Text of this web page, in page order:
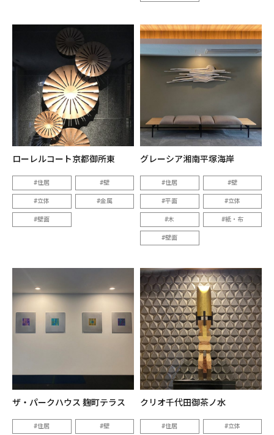
ローレルコート京都御所東
住居 壁
立体 金属
壁面
グレーシア湘南平塚海岸
住居 壁
平面 立体
木 紙・布
壁面
ザ・パークハウス 麹町テラス
住居 壁
クリオ千代田御茶ノ水
住居 立体